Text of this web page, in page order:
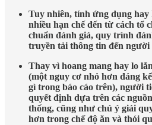
Tuy nhiên, tính ứng dụng hay
nhiều hạn chế đến từ cách tổ
chuẩn đánh giá, quy trình
truyền tải thông tin đến người
Thay vì hoang mang hay lo
(một nguy cơ nhỏ hơn đáng
gì trong báo cáo trên), người
quyết định dựa trên các
thống, cũng như chú ý giải
hơn trong chế độ ăn và thói